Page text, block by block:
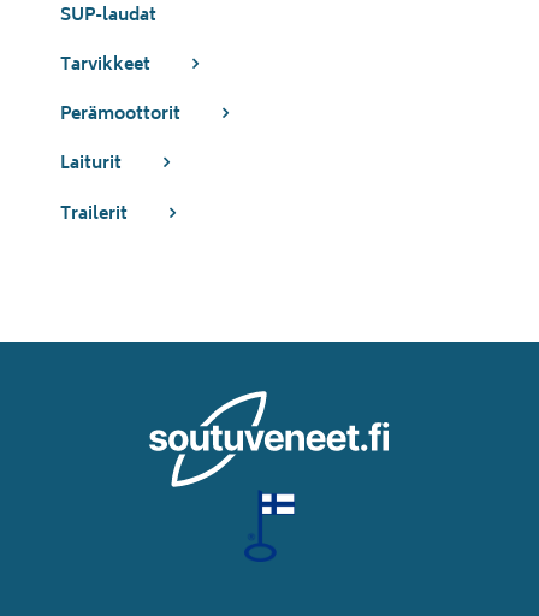
SUP-laudat
Tarvikkeet
Perämoottorit
Laiturit
Trailerit